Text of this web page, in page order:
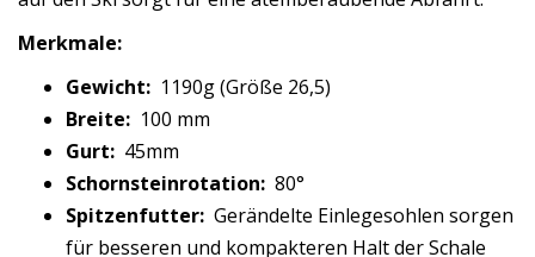
Merkmale:
Gewicht: 1190g (Größe 26,5)
Breite: 100 mm
Gurt: 45mm
Schornsteinrotation: 80°
Spitzenfutter: Gerändelte Einlegesohlen sorgen
für besseren und kompakteren Halt der Schale